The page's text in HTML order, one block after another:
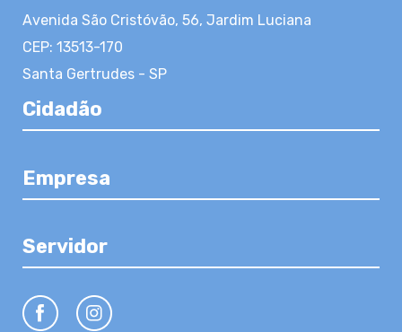
Avenida São Cristóvão, 56, Jardim Luciana
CEP: 13513-170
Santa Gertrudes - SP
Cidadão
Empresa
Servidor